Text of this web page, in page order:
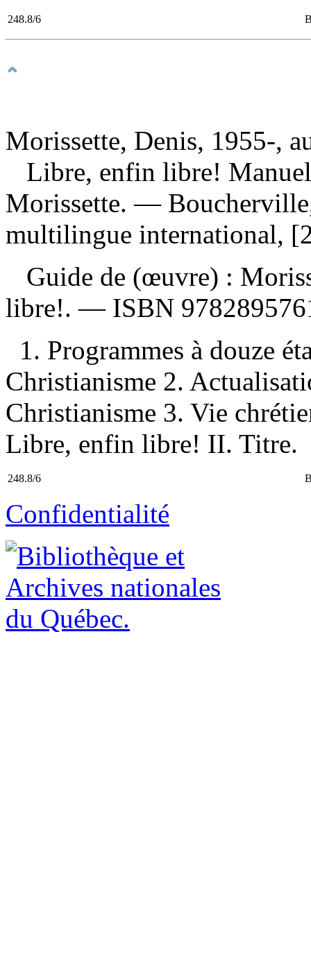
248.8/6
Morissette, Denis, 1955-,
Libre, enfin libre!
Morissette. —
multilingue international,
Guide de (œuvre) :
libre!. — ISBN
1. Programmes à douze
Christianisme 2.
Christianisme 3. Vie
Libre, enfin libre! II. Titre.
248.8/6
Confidentialité